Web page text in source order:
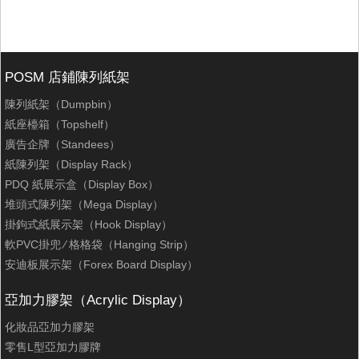
POSM 店鋪陳列紙架
陳列紙架（Dumpbin）
紙座檯箱（Topshelf）
廣告企牌（Standees）
紙陳列架（Display Rack）
PDQ 紙展示盒（Display Box）
堆頭式陳列架（Mega Display）
掛鉤式紙展示架（Hook Display）
軟PVC掛兜 ∕ 格格袋（Hanging Strip）
安迪板展示架（Forex Board Display）
亞加力膠架（Acrylic Display）
化妝品亞加力膠架
零售L型亞加力膠牌